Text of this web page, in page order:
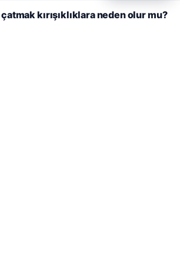
Et
kırışıklıklara neden olur mu?